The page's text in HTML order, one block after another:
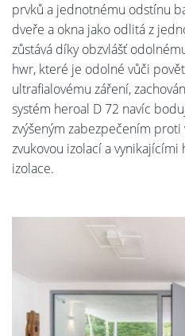
prvků a jednotnému odstínu
dveře a okna jako odlitá z
zůstává díky obzvlášť
hwr, které je odolné vůči
ultrafialovému záření,
systém heroal D 72 navíc
zvýšeným zabezpečením
zvukovou izolací a
izolace.